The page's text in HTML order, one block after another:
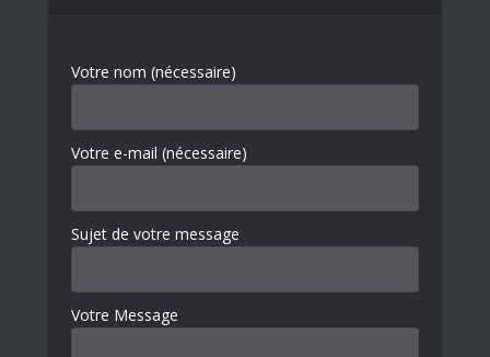
Votre nom (nécessaire)
Votre e-mail (nécessaire)
Sujet de votre message
Votre Message